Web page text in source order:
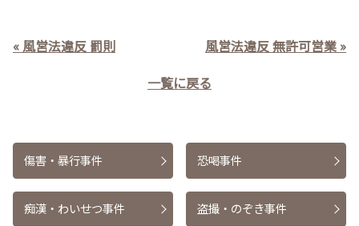
« 風営法違反 罰則
風営法違反 無許可営業 »
一覧に戻る
傷害・暴行事件 恐喝事件
痴漢・わいせつ事件 盗撮・のぞき事件